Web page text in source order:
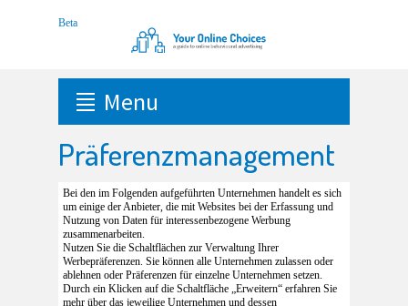
Menu
Präferenzmanagement
Bei den im Folgenden aufgeführten Unternehmen handelt es sich
um einige der Anbieter, die mit Websites bei der Erfassung und
Nutzung von Daten für interessenbezogene Werbung
zusammenarbeiten.
Nutzen Sie die Schaltflächen zur Verwaltung Ihrer
Werbepräferenzen. Sie können alle Unternehmen zulassen oder
ablehnen oder Präferenzen für einzelne Unternehmen setzen.
Durch ein Klicken auf die Schaltfläche „Erweitern“ erfahren Sie
mehr über das jeweilige Unternehmen und dessen